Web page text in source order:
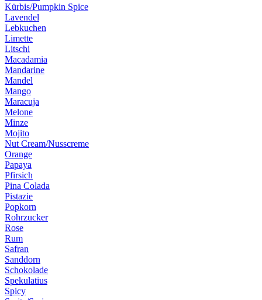
Kürbis/Pumpkin Spice
Lavendel
Lebkuchen
Limette
Litschi
Macadamia
Mandarine
Mandel
Mango
Maracuja
Melone
Minze
Mojito
Nut Cream/Nusscreme
Orange
Papaya
Pfirsich
Pina Colada
Pistazie
Popkorn
Rohrzucker
Rose
Rum
Safran
Sanddorn
Schokolade
Spekulatius
Spicy